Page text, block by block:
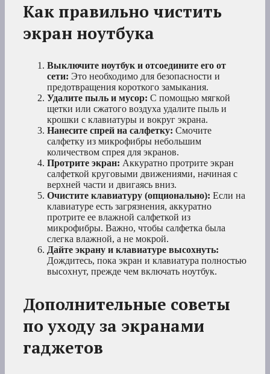
Как правильно чистить
экран ноутбука
Выключите ноутбук и отсоедините его от
сети: Это необходимо для безопасности и
предотвращения короткого замыкания.
Удалите пыль и мусор: С помощью мягкой
щетки или сжатого воздуха удалите пыль и
крошки с клавиатуры и вокруг экрана.
Нанесите спрей на салфетку: Смочите
салфетку из микрофибры небольшим
количеством спрея для экранов.
Протрите экран: Аккуратно протрите экран
салфеткой круговыми движениями, начиная с
верхней части и двигаясь вниз.
Очистите клавиатуру (опционально): Если на
клавиатуре есть загрязнения, аккуратно
протрите ее влажной салфеткой из
микрофибры. Важно, чтобы салфетка была
слегка влажной, а не мокрой.
Дайте экрану и клавиатуре высохнуть:
Дождитесь, пока экран и клавиатура полностью
высохнут, прежде чем включать ноутбук.
Дополнительные советы
по уходу за экранами
гаджетов